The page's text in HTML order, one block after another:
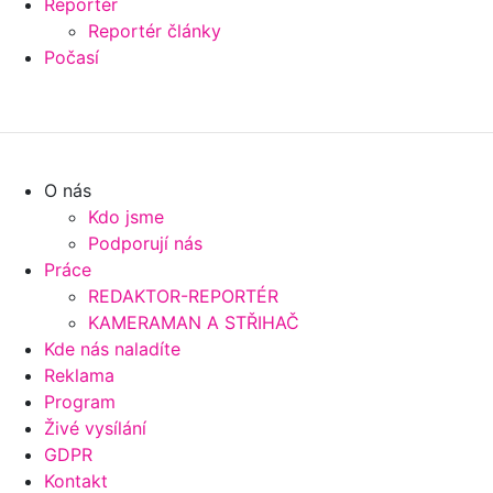
Reportér
Reportér články
Počasí
O nás
Kdo jsme
Podporují nás
Práce
REDAKTOR-REPORTÉR
KAMERAMAN A STŘIHAČ
Kde nás naladíte
Reklama
Program
Živé vysílání
GDPR
Kontakt